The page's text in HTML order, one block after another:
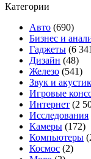
два
отверстия
дисплее
Категории
Авто (690)
Бизнес и
Гаджеты (6
Дизайн (48)
Железо (541)
Звук и
Игровые
Интернет (2
Исследования
Камеры (172)
Компьютеры
Космос (2)